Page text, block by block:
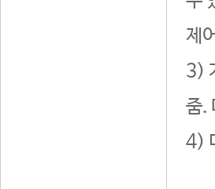
제
3)
줌.
4)